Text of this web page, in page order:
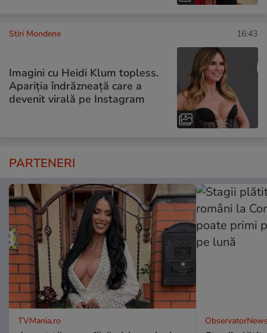
Stiri Mondene 16:43
Imagini cu Heidi Klum topless.
Apariția îndrăzneață care a
devenit virală pe Instagram
PARTENERI
TVMania.ro